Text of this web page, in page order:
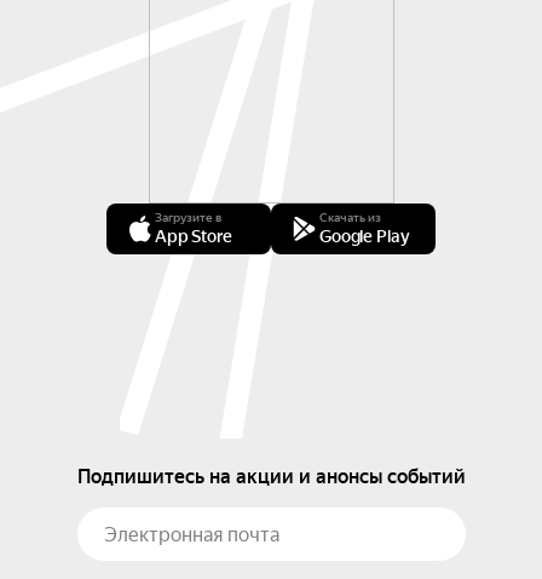
Загрузите в
App Store
Скачать из
Google Play
Подпишитесь на акции и анонсы событий